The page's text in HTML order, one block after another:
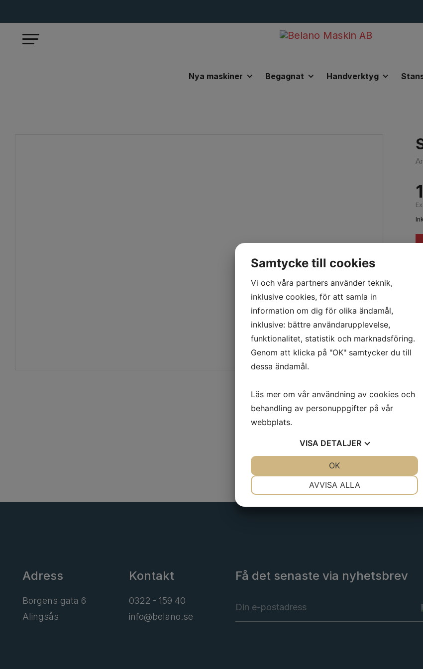
Nya maskiner Begagnat Handverktyg
Bits-Borr-Hylsor Borr - Hålsåg Stegborr 5-35mm
Adress
Borgens gata 6
Alingsås
Kontakt
0322 - 159 40
info@belano.se
Få det senaste via nyhetsbrev
Samtycke till cookies
Vi och våra partners använder teknik,
inklusive cookies, för att samla in
information om dig för olika ändamål,
inklusive: bättre användarupplevelse,
funktionalitet, statistik och marknadsföring.
Genom att klicka på "OK" samtycker du till
dessa ändamål.
Läs mer om vår användning av cookies och
behandling av personuppgifter på vår
webbplats.
VISA DETALJER
AVVISA ALLA
OK